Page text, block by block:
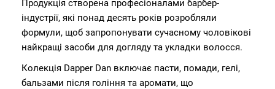
Продукція створена професіоналами барбер-
індустрії, які понад десять років розробляли
формули, щоб запропонувати сучасному чоловікові
найкращі засоби для догляду та укладки волосся.
Колекція Dapper Dan включає пасти, помади, гелі,
бальзами після гоління та аромати, що